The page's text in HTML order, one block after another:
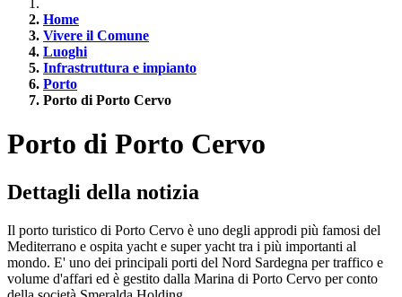
Home
Vivere il Comune
Luoghi
Infrastruttura e impianto
Porto
Porto di Porto Cervo
Porto di Porto Cervo
Dettagli della notizia
Il porto turistico di Porto Cervo è uno degli approdi più famosi del
Mediterrano e ospita yacht e super yacht tra i più importanti al
mondo. E' uno dei principali porti del Nord Sardegna per traffico e
volume d'affari ed è gestito dalla Marina di Porto Cervo per conto